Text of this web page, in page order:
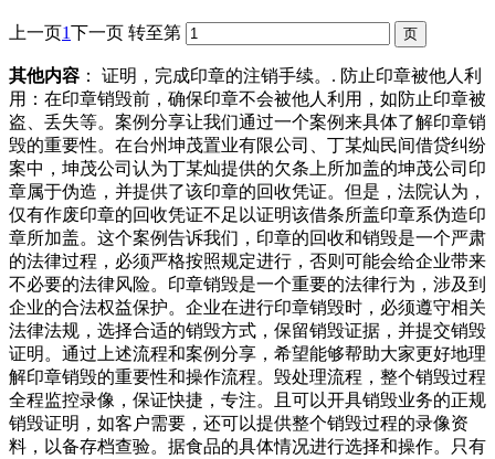
上一页1下一页 转至第
其他内容 ： 证明，完成印章的注销手续。. 防止印章被他人利
用：在印章销毁前，确保印章不会被他人利用，如防止印章被
盗、丢失等。案例分享让我们通过一个案例来具体了解印章销
毁的重要性。在台州坤茂置业有限公司、丁某灿民间借贷纠纷
案中，坤茂公司认为丁某灿提供的欠条上所加盖的坤茂公司印
章属于伪造，并提供了该印章的回收凭证。但是，法院认为，
仅有作废印章的回收凭证不足以证明该借条所盖印章系伪造印
章所加盖。这个案例告诉我们，印章的回收和销毁是一个严肃
的法律过程，必须严格按照规定进行，否则可能会给企业带来
不必要的法律风险。印章销毁是一个重要的法律行为，涉及到
企业的合法权益保护。企业在进行印章销毁时，必须遵守相关
法律法规，选择合适的销毁方式，保留销毁证据，并提交销毁
证明。通过上述流程和案例分享，希望能够帮助大家更好地理
解印章销毁的重要性和操作流程。毁处理流程，整个销毁过程
全程监控录像，保证快捷，专注。且可以开具销毁业务的正规
销毁证明，如客户需要，还可以提供整个销毁过程的录像资
料，以备存档查验。据食品的具体情况进行选择和操作。只有